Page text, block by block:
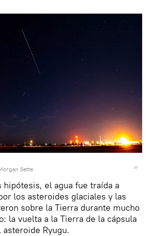
Sette
hipótesis, el agua fue traída a
los asteroides glaciales y las
sobre la Tierra durante mucho
la vuelta a la Tierra de la cápsula
Ryugu.